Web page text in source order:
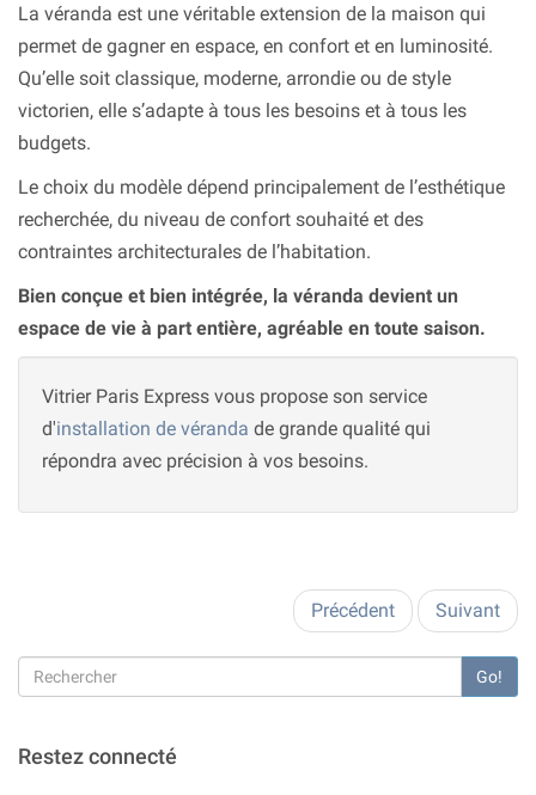
La véranda est une véritable extension de la maison qui
permet de gagner en espace, en confort et en luminosité.
Qu’elle soit classique, moderne, arrondie ou de style
victorien, elle s’adapte à tous les besoins et à tous les
budgets.
Le choix du modèle dépend principalement de l’esthétique
recherchée, du niveau de confort souhaité et des
contraintes architecturales de l’habitation.
Bien conçue et bien intégrée, la véranda devient un
espace de vie à part entière, agréable en toute saison.
Vitrier Paris Express vous propose son service
d'installation de véranda de grande qualité qui
répondra avec précision à vos besoins.
Précédent Suivant
Go!
Restez connecté